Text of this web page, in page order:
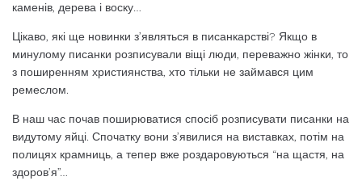
каменів, дерева і воску…
Цікаво, які ще новинки з’являться в писанкарстві? Якщо в
минулому писанки роз­писували віщі люди, переважно жінки, то
з поширенням християнства, хто тільки не займався цим
ремеслом.
В наш час почав поширюватися спосіб розписувати писанки на
видутому яйці. Спочатку вони з’явилися на виставках, по­тім на
полицях крамниць, а тепер вже роз­даровуються “на щастя, на
здоров’я”…